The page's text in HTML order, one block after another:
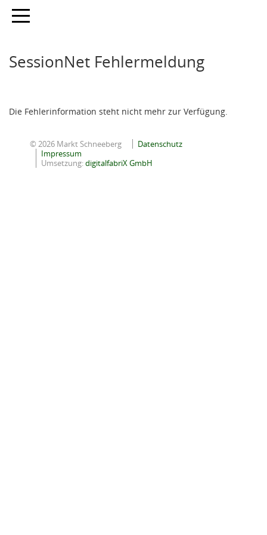
Toggle navigation
SessionNet Fehlermeldung
Die Fehlerinformation steht nicht mehr zur Verfügung.
© 2026 Markt Schneeberg
Datenschutz
Impressum
Umsetzung:digitalfabriX GmbH